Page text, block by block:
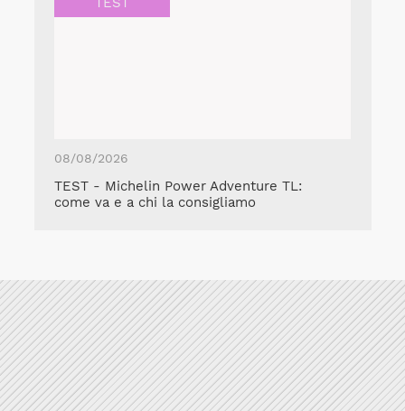
08/08/2026
TEST - Michelin Power Adventure TL:
come va e a chi la consigliamo